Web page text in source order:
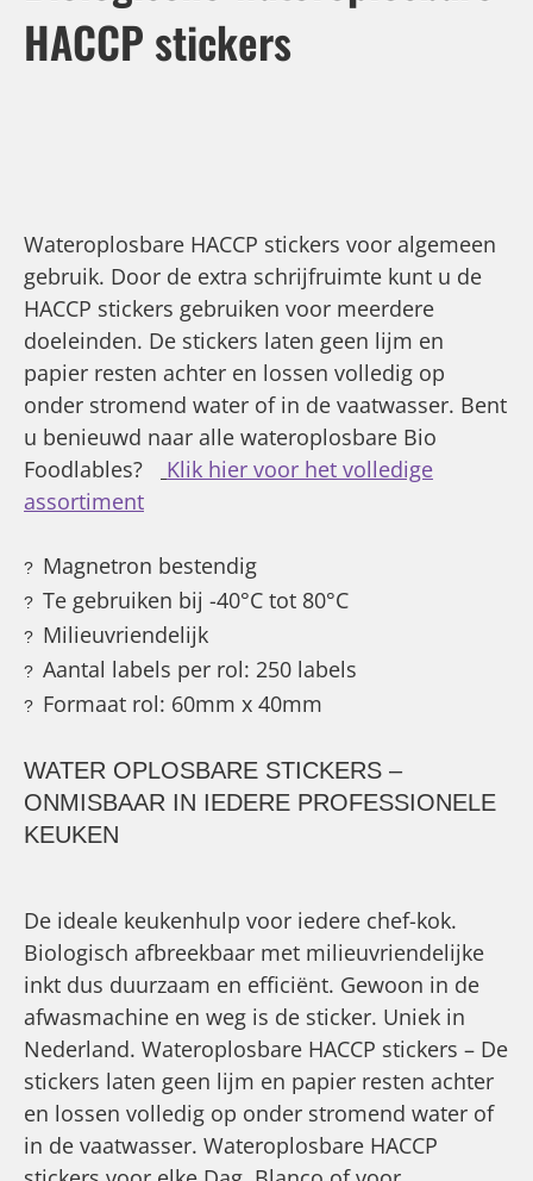
HACCP stickers
Wateroplosbare HACCP stickers voor algemeen
gebruik. Door de extra schrijfruimte kunt u de
HACCP stickers gebruiken voor meerdere
doeleinden. De stickers laten geen lijm en
papier resten achter en lossen volledig op
onder stromend water of in de vaatwasser. Bent
u benieuwd naar alle wateroplosbare Bio
Foodlables?
Klik hier voor het volledige
assortiment
? Magnetron bestendig
? Te gebruiken bij -40°C tot 80°C
? Milieuvriendelijk
? Aantal labels per rol: 250 labels
? Formaat rol: 60mm x 40mm
WATER OPLOSBARE STICKERS –
ONMISBAAR IN IEDERE PROFESSIONELE
KEUKEN
De ideale keukenhulp voor iedere chef-kok.
Biologisch afbreekbaar met milieuvriendelijke
inkt dus duurzaam en efficiënt. Gewoon in de
afwasmachine en weg is de sticker. Uniek in
Nederland. Wateroplosbare HACCP stickers – De
stickers laten geen lijm en papier resten achter
en lossen volledig op onder stromend water of
in de vaatwasser. Wateroplosbare HACCP